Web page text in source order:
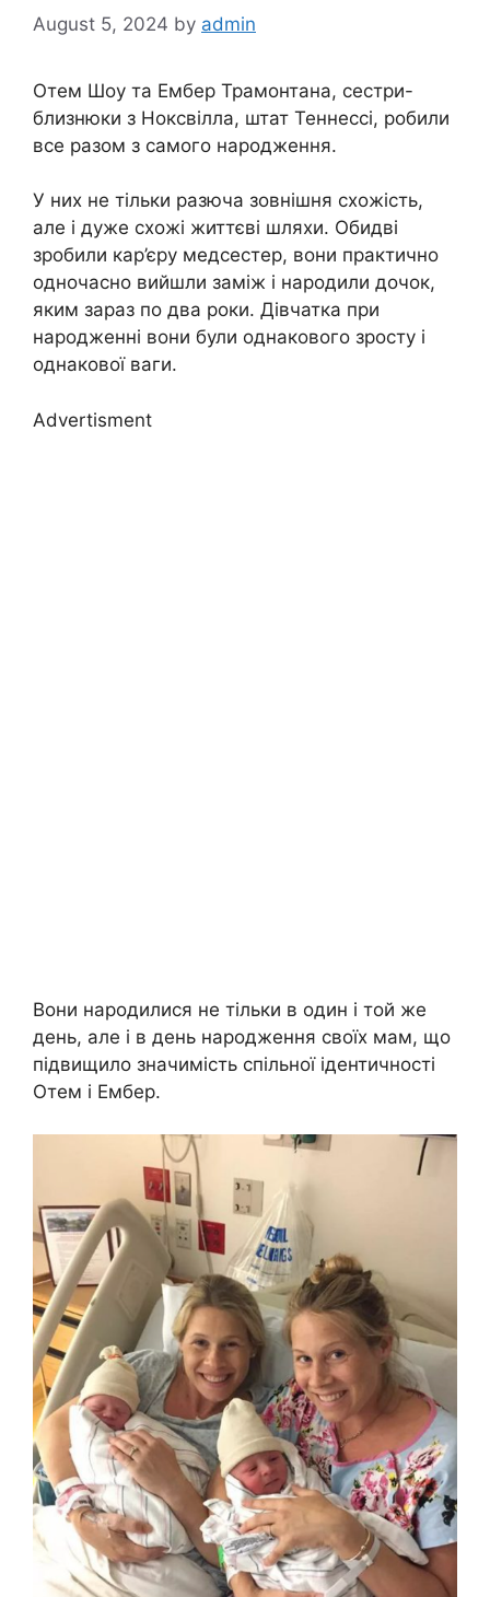
August 5, 2024 by admin
Отем Шоу та Ембер Трамонтана, сестри-
близнюки з Ноксвілла, штат Теннессі, робили
все разом з самого народження.
У них не тільки разюча зовнішня схожість,
але і дуже схожі життєві шляхи. Обидві
зробили кар’єру медсестер, вони практично
одночасно вийшли заміж і народили дочок,
яким зараз по два роки. Дівчатка при
народженні вони були однакового зросту і
однакової ваги.
Advertisment
Вони народилися не тільки в один і той же
день, але і в день народження своїх мам, що
підвищило значимість спільної ідентичності
Отем і Ембер.